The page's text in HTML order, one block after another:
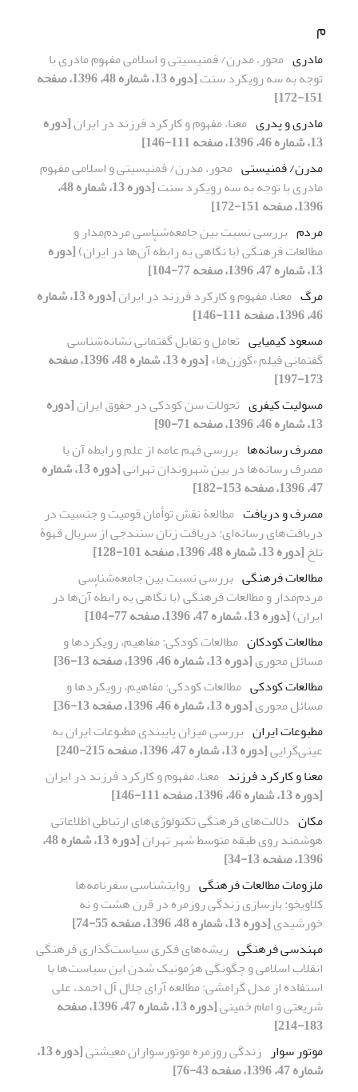
م
مادری محور، مدرن/ فمنیسیتی و اسلامی مفهوم مادری با
توجه به سه رویکرد سنت
[دوره 13، شماره 48، 1396، صفحه
151-172]
مادری و پدری معنا، مفهوم و کارکرد فرزند در ایران[دوره
13، شماره 46، 1396، صفحه 111-146]
مدرن/ فمنیستی محور، مدرن/ فمنیسیتی و اسلامی مفهوم
مادری با توجه به سه رویکرد سنت
[دوره 13، شماره 48،
1396، صفحه 151-172]
مردم بررسی نسبت بین جامعه‌شناسی مردم‌مدار و
مطالعات فرهنگی (با نگاهی به رابطهٔ آن‌ها در ایران)[دوره
13، شماره 47، 1396، صفحه 77-104]
مرگ معنا، مفهوم و کارکرد فرزند در ایران
[دوره 13، شماره
46، 1396، صفحه 111-146]
مسعود کیمیایی تعامل و تقابل گفتمانی نشانه‌شناسی
گفتمانی فیلم «گوزن‌ها»
[دوره 13، شماره 48، 1396، صفحه
173-197]
مسولیت کیفری تحولات سن کودکی در حقوق ایران[دوره
13، شماره 46، 1396، صفحه 71-90]
مصرف رسانه‌ها بررسی فهم عامه از علم و رابطه آن با
مصرف رسانه‌ها در بین شهروندان تهرانی
[دوره 13، شماره
47، 1396، صفحه 153-182]
مصرف و دریافت مطالعۀ نقش توأمان قومیت و جنسیت در
دریافت‌های رسانه‌ای: دریافت زنان سنندجی از سریال قهوۀ
تلخ[دوره 13، شماره 48، 1396، صفحه 101-128]
مطالعات فرهنگی بررسی نسبت بین جامعه‌شناسی
مردم‌مدار و مطالعات فرهنگی (با نگاهی به رابطهٔ آن‌ها در
ایران)[دوره 13، شماره 47، 1396، صفحه 77-104]
مطالعات کودکان مطالعات کودکی: مفاهیم، رویکردها و
مسائل محوری[دوره 13، شماره 46، 1396، صفحه 13-36]
مطالعات کودکی مطالعات کودکی: مفاهیم، رویکردها و
مسائل محوری[دوره 13، شماره 46، 1396، صفحه 13-36]
مطبوعات ایران بررسی میزان پایبندی مطبوعات ایران به
عینی‌گرایی[دوره 13، شماره 47، 1396، صفحه 215-240]
معنا و کارکرد فرزند معنا، مفهوم و کارکرد فرزند در ایران
[دوره 13، شماره 46، 1396، صفحه 111-146]
مکان دلالت‌های فرهنگی تکنولوژی‌های ارتباطی‌ اطلاعاتی
هوشمند روی طبقه متوسط شهر تهران
[دوره 13، شماره 48،
1396، صفحه 13-34]
ملزومات مطالعات فرهنگی روایت‏شناسی سفرنامه‌ها
کلاویخو: بازسازی زندگی روزمره در قرن هشت و نه
خورشیدی[دوره 13، شماره 48، 1396، صفحه 55-74]
مهندسی فرهنگی ریشه‌های فکری سیاست‌گذاری فرهنگی
انقلاب اسلامی و چگونگی هژمونیک شدن این سیاست‌ها با
استفاده از مدل گرامشی: مطالعه آرای جلال آل احمد، علی
شریعتی و امام خمینی
[دوره 13، شماره 47، 1396، صفحه
183-214]
موتور سوار زندگی روزمره موتورسواران معیشتی
[دوره 13،
شماره 47، 1396، صفحه 43-76]